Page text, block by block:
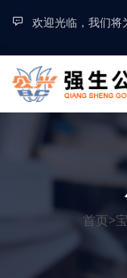
欢迎光临，我们将
首页>